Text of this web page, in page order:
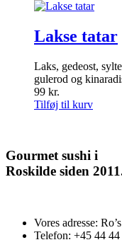
Lakse tatar
Laks, gedeost,
gulerod og
99 kr.
Tilføj til kurv
Gourmetsushi i
Roskilde siden
Vores adresse:
Telefon: +45 44